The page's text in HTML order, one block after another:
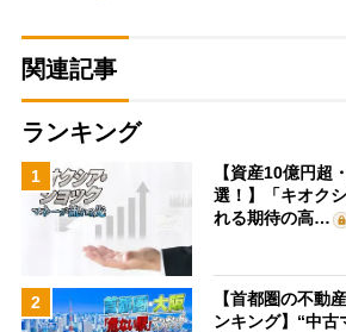
関連記事
ランキング
1
【資産10億円超
選！】「キオク
れる期待の高…
2
【首都圏の不動
ンキング】“中古